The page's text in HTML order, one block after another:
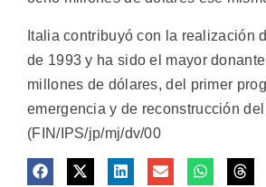
Italia contribuyó con la realización
de 1993 y ha sido el mayor
millones de dólares, del primer
emergencia y de reconstrucción
(FIN/IPS/jp/mj/dv/00